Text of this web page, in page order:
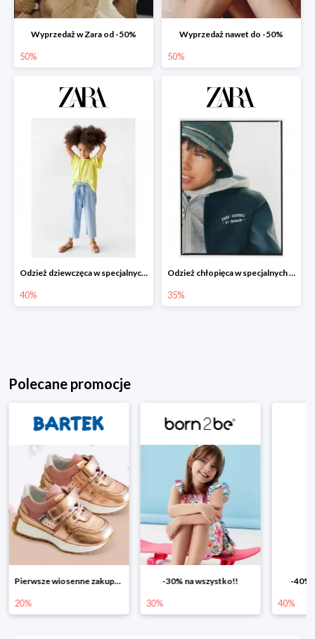
Wyprzedaż w Zara od -50%
50%
Wyprzedaż nawet do -50%
50%
Odzież dziewczęca w specjalnych cenach do -40%
40%
Odzież chłopięca w specjalnych cenach do -35%
35%
Polecane promocje
Pierwsze wiosenne zakupy -20%
20%
-30% na wszystko!!
30%
-40%
40%